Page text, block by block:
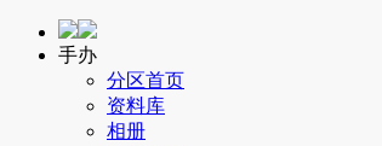
手办
分区首页
资料库
相册